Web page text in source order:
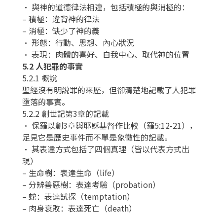
• 與神的道德律法相違，包括積極的與消極的：
– 積極：違背神的律法
– 消極：缺少了神的義
• 形態：行動、思想、內心狀況
• 表現：肉體的喜好、自我中心、取代神的位置
5.2 人犯罪的事實
5.2.1 概說
聖經沒有明說罪的來歷，但卻清楚地記載了人犯罪
墮落的事實。
5.2.2 創世記第3章的記載
• 保羅以創3章與耶穌基督作比較（羅5:12-21），
足見它是歷史事件而不單是象徵性的記載。
• 其表達方式包括了四個真理（皆以代表方式出
現）
– 生命樹：表達生命（life）
– 分辨善惡樹：表達考驗（probation）
– 蛇：表達試探（temptation）
– 肉身衰敗：表達死亡（death）